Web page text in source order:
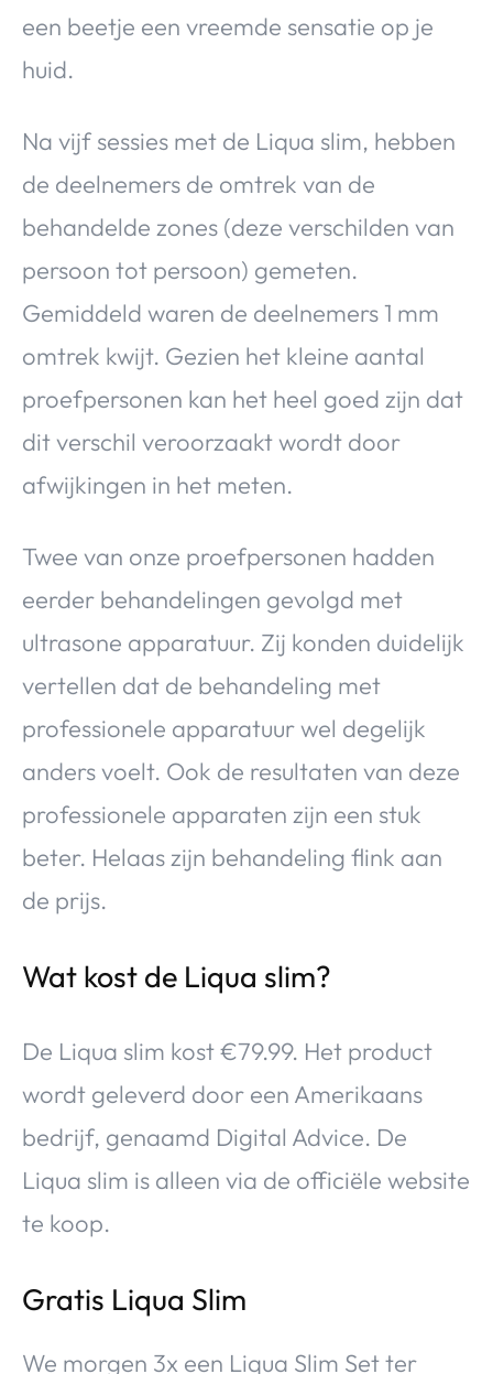
een beetje een vreemde sensatie op je
huid.
Na vijf sessies met de Liqua slim, hebben
de deelnemers de omtrek van de
behandelde zones (deze verschilden van
persoon tot persoon) gemeten.
Gemiddeld waren de deelnemers 1 mm
omtrek kwijt. Gezien het kleine aantal
proefpersonen kan het heel goed zijn dat
dit verschil veroorzaakt wordt door
afwijkingen in het meten.
Twee van onze proefpersonen hadden
eerder behandelingen gevolgd met
ultrasone apparatuur. Zij konden duidelijk
vertellen dat de behandeling met
professionele apparatuur wel degelijk
anders voelt. Ook de resultaten van deze
professionele apparaten zijn een stuk
beter. Helaas zijn behandeling flink aan
de prijs.
Wat kost de Liqua slim?
De Liqua slim kost €79.99. Het product
wordt geleverd door een Amerikaans
bedrijf, genaamd Digital Advice. De
Liqua slim is alleen via de officiële website
te koop.
Gratis Liqua Slim
We morgen 3x een Liqua Slim Set ter